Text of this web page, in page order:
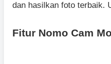
dan hasilkan foto terbaik.
Fitur Nomo Cam